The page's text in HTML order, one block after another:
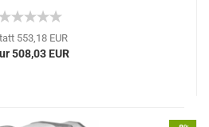
553,18 EUR
508,03 EUR